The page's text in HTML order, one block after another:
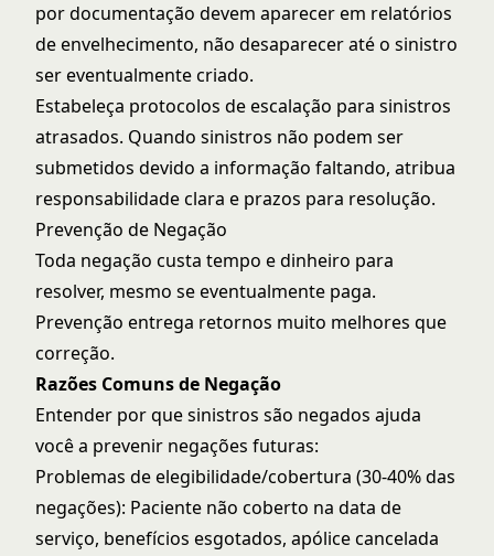
por documentação devem aparecer em relatórios
de envelhecimento, não desaparecer até o sinistro
ser eventualmente criado.
Estabeleça protocolos de escalação para sinistros
atrasados. Quando sinistros não podem ser
submetidos devido a informação faltando, atribua
responsabilidade clara e prazos para resolução.
Prevenção de Negação
Toda negação custa tempo e dinheiro para
resolver, mesmo se eventualmente paga.
Prevenção entrega retornos muito melhores que
correção.
Razões Comuns de Negação
Entender por que sinistros são negados ajuda
você a prevenir negações futuras:
Problemas de elegibilidade/cobertura (30-40% das
negações): Paciente não coberto na data de
serviço, benefícios esgotados, apólice cancelada